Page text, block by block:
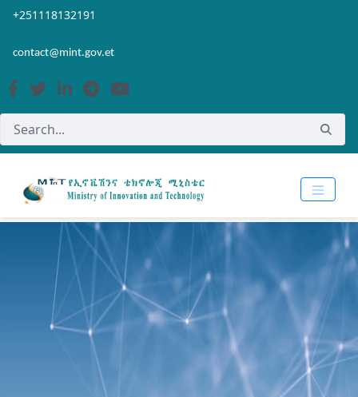
Skip to Main Content
Open Accessibility Menu
+251118132191
contact@mint.gov.et